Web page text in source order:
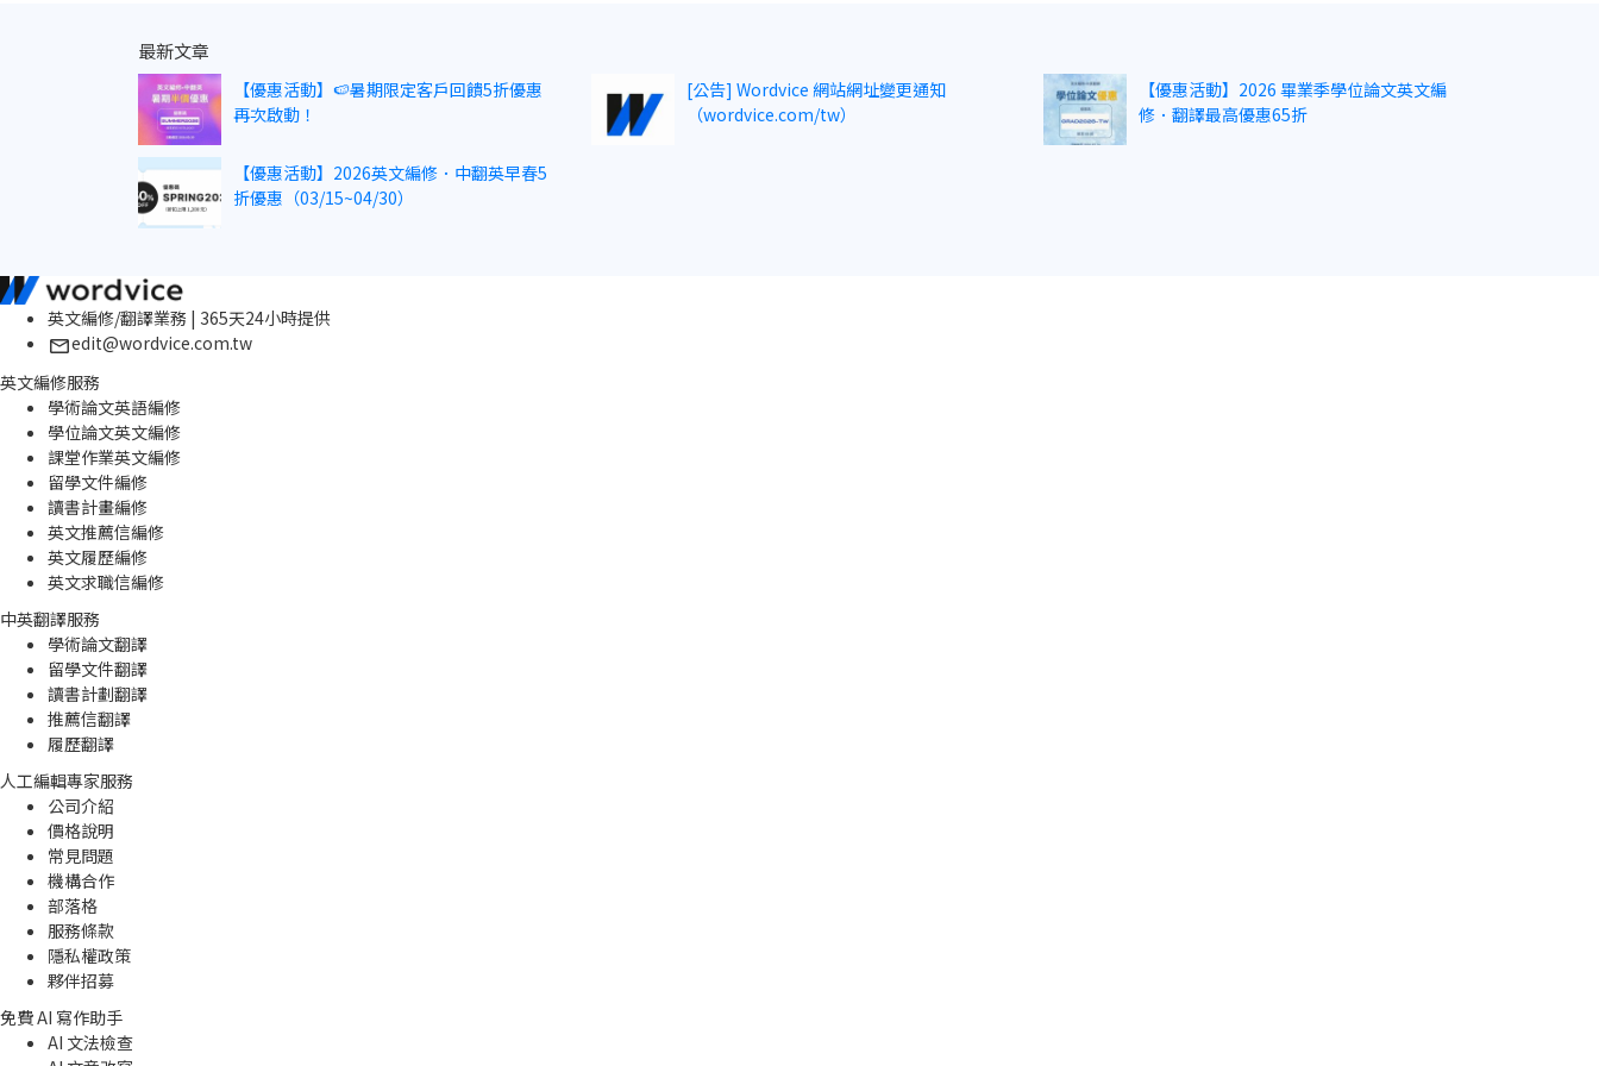
最新文章
【優惠活動】🍉暑期限定客戶回饋5折優惠
再次啟動！
[公告] Wordvice 網站網址變更通知
（wordvice.com/tw）
【優惠活動】2026 畢業季學位論文英文編
修．翻譯最高優惠65折
【優惠活動】2026英文編修．中翻英早春5
折優惠（03/15~04/30）
英文編修/翻譯業務 | 365天24小時提供
edit@wordvice.com.tw
英文編修服務
學術論文英語編修
學位論文英文編修
課堂作業英文編修
留學文件編修
讀書計畫編修
英文推薦信編修
英文履歷編修
英文求職信編修
中英翻譯服務
學術論文翻譯
留學文件翻譯
讀書計劃翻譯
推薦信翻譯
履歷翻譯
人工編輯專家服務
公司介紹
價格說明
常見問題
機構合作
部落格
服務條款
隱私權政策
夥伴招募
免費 AI 寫作助手
AI 文法檢查